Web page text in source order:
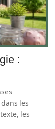
:
les
les